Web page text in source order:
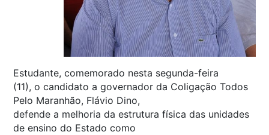
Estudante, comemorado nesta segunda-feira
(11), o candidato a governador da Coligação Todos
Pelo Maranhão, Flávio Dino,
defende a melhoria da estrutura física das unidades
de ensino do Estado como